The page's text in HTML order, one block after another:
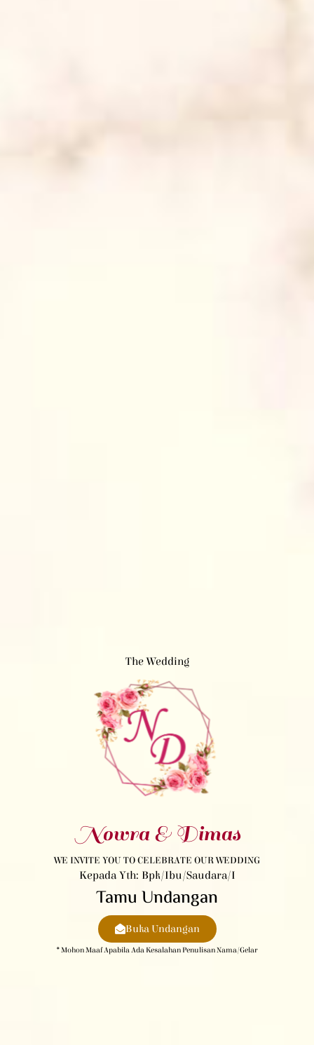
The Wedding
Nowra & Dimas
WE INVITE YOU TO CELEBRATE OUR WEDDING
Kepada Yth: Bpk/Ibu/Saudara/i
Tamu Undangan
Buka Undangan
* Mohon Maaf Apabila Ada Kesalahan Penulisan Nama/gelar